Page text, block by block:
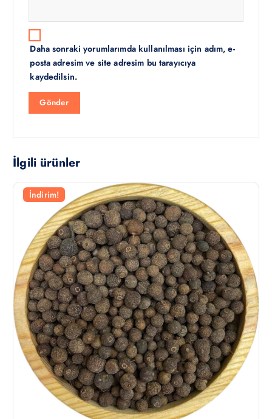
Daha sonraki yorumlarımda kullanılması için adım, e-
posta adresim ve site adresim bu tarayıcıya
kaydedilsin.
İlgili ürünler
İndirim!